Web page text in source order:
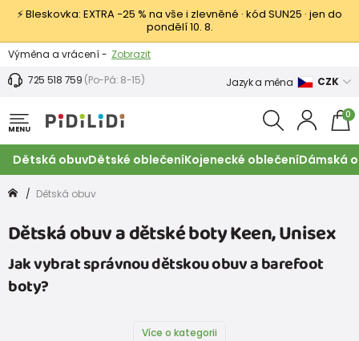
⚡ Bleskovka: EXTRA −25 % na vše i zlevněné · kód SUN25 · jen do
pondělí 10. 8.
Výměna a vrácení - Zobrazit
Sleva 100 Kč na první nákup -
725 518 759 (Po-Pá: 8-15) Jazyk a měna CZK
MENU
0
Dětská obuvDětské oblečeníKojenecké oblečeníDámská
Dětská obuv
Dětská obuv a dětské boty Keen, Unisex
Jak vybrat správnou dětskou obuv a barefoot
boty?
Více o kategorii